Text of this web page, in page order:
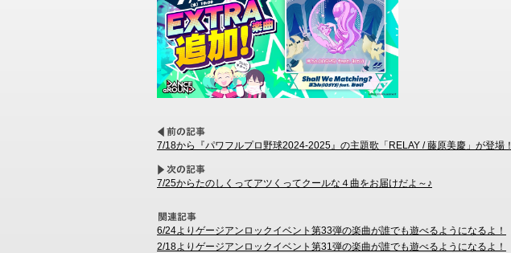
7/18から『パワフルプロ野球2024-2025』の主題歌「RELAY / 藤原美慶」が登場！
7/25からたのしくってアツくってクールな４曲をお届けだよ～♪
6/24よりゲージアンロックイベント第33弾の楽曲が誰でも遊べるようになるよ！
2/18よりゲージアンロックイベント第31弾の楽曲が誰でも遊べるようになるよ！